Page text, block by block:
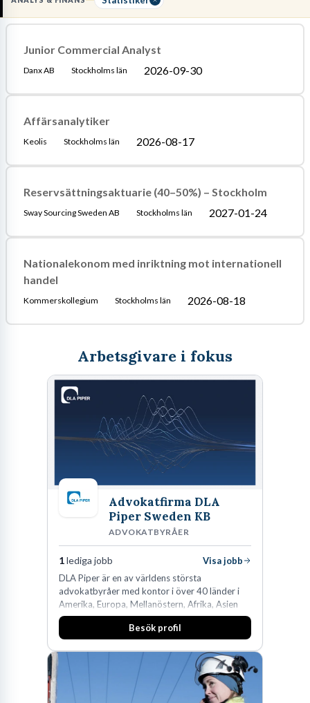
eller kvantitativ ekonomi och god vana av att hanterastora
Läs mer om yrket:
Löneguide Arbetsuppgifter Utbildningsguide
Junior Commercial Analyst
Danx AB Stockholms län 2026-09-30
Affärsanalytiker
Keolis Stockholms län 2026-08-17
Reservsättningsaktuarie (40–50%) – Stockholm
Sway Sourcing Sweden AB Stockholms län 2027-01-24
Nationalekonom med inriktning mot internationell
handel
Kommerskollegium Stockholms län 2026-08-18
Arbetsgivare i fokus
Advokatfirma DLA
Piper Sweden KB
ADVOKATBYRÅER
1lediga jobb
Visa jobb
DLA Piper är en av världens största
advokatbyråer med kontor i över 40 länder i
Amerika, Europa, Mellanöstern, Afrika, Asien
och Oceanien. Vi är specialister inom
affärsjuridikens alla områden och vi har några
fler än 450 jurister på fem kontor i Stockholm,
Köpenhamn, Århus, Oslo och Helsingfors kan vi
på DLA Piper erbjuda våra klienter en unik,
effektiv och gränsöverskridande nordisk
Besök profil